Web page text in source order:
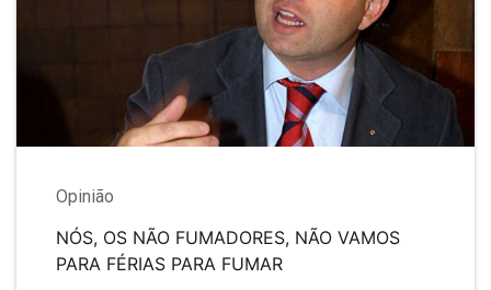
Opinião
NÓS, OS NÃO FUMADORES, NÃO VAMOS
PARA FÉRIAS PARA FUMAR